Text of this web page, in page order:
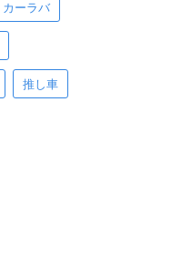
カーラバ
推し車